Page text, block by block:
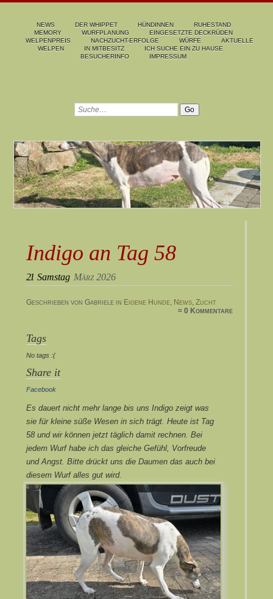
NEWS DER WHIPPET HÜNDINNEN
RUHESTAND
MEMORY
WURFPLANUNG
EINGESETZTE DECKRÜDEN
WELPENPREIS
NACHZUCHT-ERFOLGE WÜRFE
AKTUELLE
WELPEN
IN MITBESITZ
ICH SUCHE EIN ZU HAUSE
BESUCHERINFO
IMPRESSUM
Indigo an Tag 58
21 Samstag März 2026
Geschrieben von Gabriele in Eigene Hunde, News, Zucht
≈ 0 Kommentare
Tags
No tags :(
Share it
Facebook
Es dauert nicht mehr lange bis uns Indigo zeigt was
sie für kleine süße Wesen in sich trägt. Heute ist Tag
58 und wir können jetzt täglich damit rechnen. Bei
jedem Wurf habe ich das gleiche Gefühl, Vorfreude
und Angst. Bitte drückt uns die Daumen das auch bei
diesem Wurf alles gut wird.